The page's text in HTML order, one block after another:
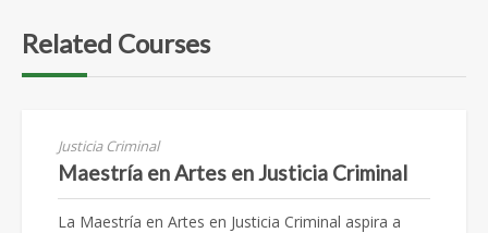
Related Courses
Justicia Criminal
Maestría en Artes en Justicia Criminal
La Maestría en Artes en Justicia Criminal aspira a